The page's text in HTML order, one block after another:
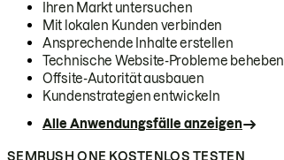
Ihren Markt untersuchen
Mit lokalen Kunden verbinden
Ansprechende Inhalte erstellen
Technische Website-Probleme beheben
Offsite-Autorität ausbauen
Kundenstrategien entwickeln
Alle Anwendungsfälle anzeigen
SEMRUSH ONE KOSTENLOS TESTEN